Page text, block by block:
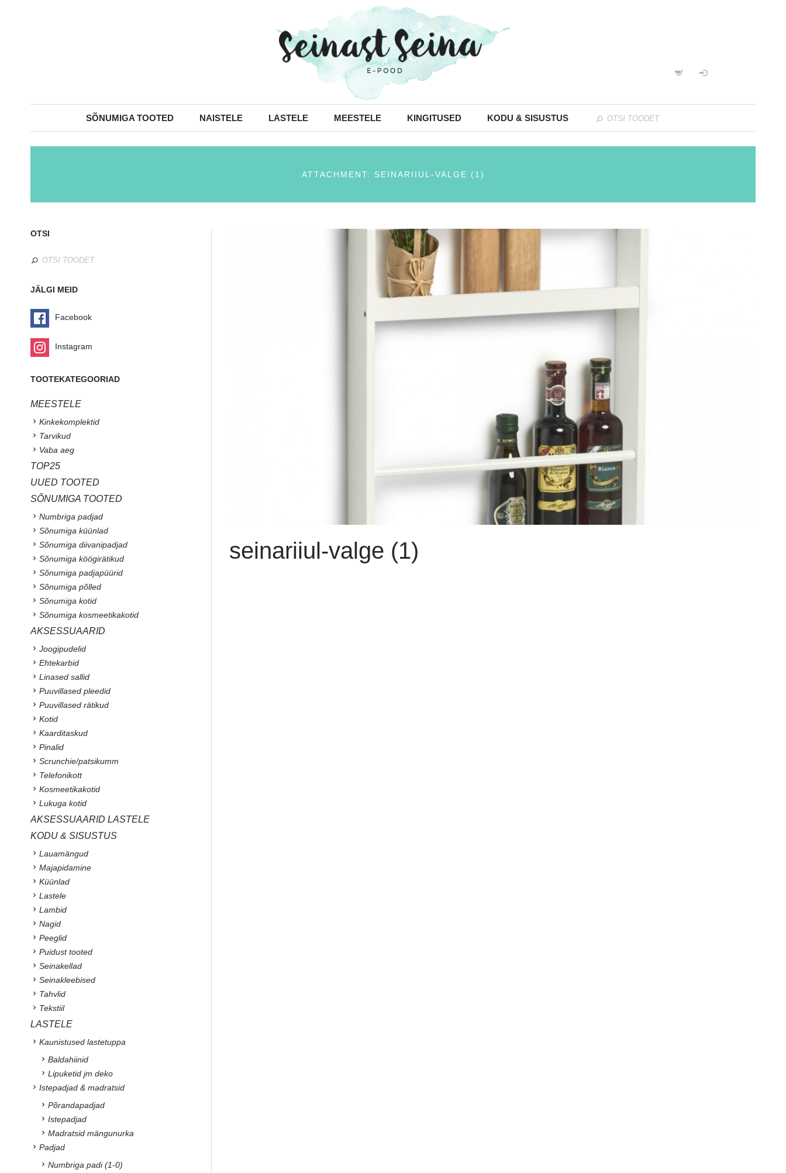
SÕNUMIGA TOOTED NAISTELE LASTELE MEESTELE KINGITUSED KODU & SISUSTUS
ATTACHMENT: SEINARIIUL-VALGE (1)
seinariiul-valge (1)
OTSI
JÄLGI MEID
Facebook
Instagram
TOOTEKATEGOORIAD
MEESTELE
Kinkekomplektid
Tarvikud
Vaba aeg
TOP25
UUED TOOTED
SÕNUMIGA TOOTED
Numbriga padjad
Sõnumiga küünlad
Sõnumiga diivanipadjad
Sõnumiga köögirätikud
Sõnumiga padjapüürid
Sõnumiga põlled
Sõnumiga kotid
Sõnumiga kosmeetikakotid
AKSESSUAARID
Joogipudelid
Ehtekarbid
Linased sallid
Puuvillased pleedid
Puuvillased rätikud
Kotid
Kaarditaskud
Pinalid
Scrunchie/patsikumm
Telefonikott
Kosmeetikakotid
Lukuga kotid
AKSESSUAARID LASTELE
KODU & SISUSTUS
Lauamängud
Majapidamine
Küünlad
Lastele
Lambid
Nagid
Peeglid
Puidust tooted
Seinakellad
Seinakleebised
Tahvlid
Tekstiil
LASTELE
Kaunistused lastetuppa
Baldahiinid
Lipuketid jm deko
Istepadjad & madratsid
Põrandapadjad
Istepadjad
Madratsid mängunurka
Padjad
Numbriga padi (1-0)